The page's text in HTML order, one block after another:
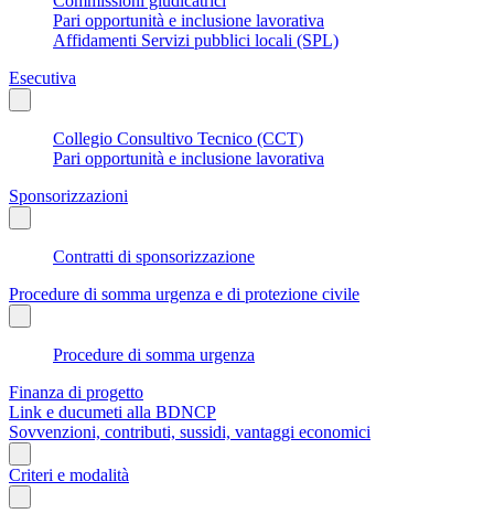
Pari opportunità e inclusione lavorativa
Affidamenti Servizi pubblici locali (SPL)
Esecutiva
Collegio Consultivo Tecnico (CCT)
Pari opportunità e inclusione lavorativa
Sponsorizzazioni
Contratti di sponsorizzazione
Procedure di somma urgenza e di protezione civile
Procedure di somma urgenza
Finanza di progetto
Link e ducumeti alla BDNCP
Sovvenzioni, contributi, sussidi, vantaggi economici
Criteri e modalità